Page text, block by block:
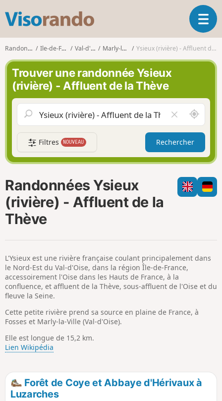
s
r
n
d
o
O
u
v
a
n
v
g
a
i
o
Randonnées Ile-de-France Val-d'Oise Marly-la-Ville Ysieux (rivière) - Affluent de la Thève
Trouver une randonnée Ysieux
(rivière) - Affluent de la Thève
i
d
e
r
l
e
h
A
u
t
u
r
d
e
m
Filtres NOUVEAU Rechercher
Randonnées Ysieux
(rivière) - Affluent de la
Thève
L'Ysieux est une rivière française coulant principalement dans
le Nord-Est du Val-d'Oise, dans la région Île-de-France,
accessoirement l'Oise dans les Hauts de France, à la
confluence, et affluent de la Thève, sous-affluent de l'Oise et du
fleuve la Seine.
Cette petite rivière prend sa source en plaine de France, à
Fosses et Marly-la-Ville (Val-d'Oise).
Elle est longue de 15,2 km.
Lien Wikipédia
Forêt de Coye et Abbaye d'Hérivaux à
Luzarches